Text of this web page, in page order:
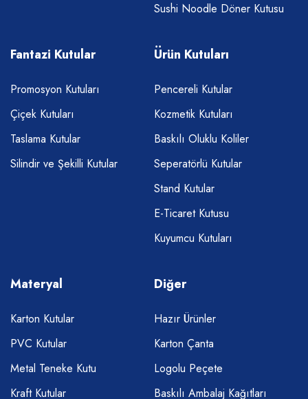
Sushi Noodle Döner Kutusu
Fantazi Kutular
Promosyon Kutuları
Çiçek Kutuları
Taslama Kutular
Silindir ve Şekilli Kutular
Ürün Kutuları
Pencereli Kutular
Kozmetik Kutuları
Baskılı Oluklu Koliler
Seperatörlü Kutular
Stand Kutular
E-Ticaret Kutusu
Kuyumcu Kutuları
Materyal
Karton Kutular
PVC Kutular
Metal Teneke Kutu
Kraft Kutular
Diğer
Hazır Ürünler
Karton Çanta
Logolu Peçete
Baskılı Ambalaj Kağıtları